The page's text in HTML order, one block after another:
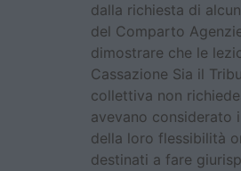
dalla richiesta di
del Comparto
dimostrare che le
Cassazione Sia il
collettiva non
avevano considerato
della loro flessibilità
destinati a fare